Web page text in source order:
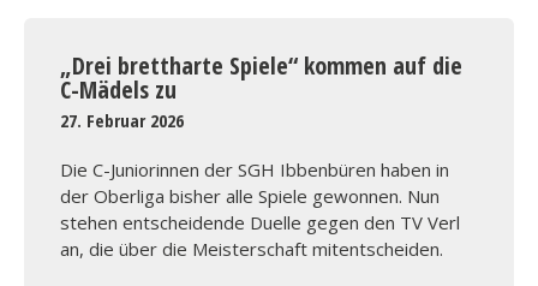
„Drei brettharte Spiele“ kommen auf die
C-Mädels zu
27. Februar 2026
Die C-Juniorinnen der SGH Ibbenbüren haben in
der Oberliga bisher alle Spiele gewonnen. Nun
stehen entscheidende Duelle gegen den TV Verl
an, die über die Meisterschaft mitentscheiden.